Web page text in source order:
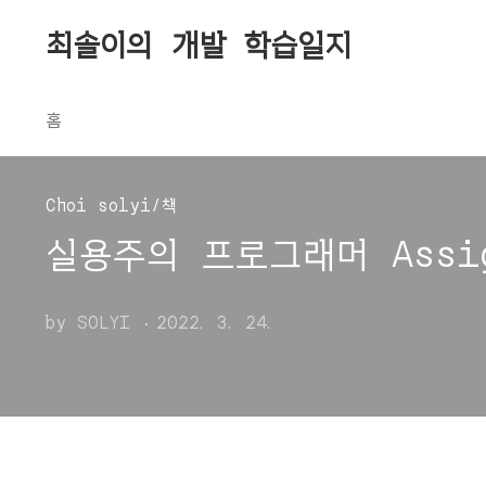
최솔이의 개발 학습일지
홈
Choi solyi/책
실용주의 프로그래머
by SOLYI 2022. 3. 24.